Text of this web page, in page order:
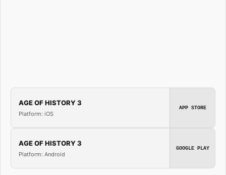
AGE OF HISTORY 3
Platform: iOS
APP STORE
AGE OF HISTORY 3
Platform: Android
GOOGLE PLAY